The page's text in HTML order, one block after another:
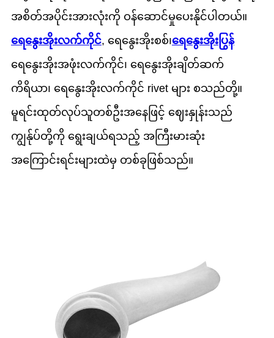
အစိတ်အပိုင်းအားလုံးကို ဝန်ဆောင်မှုပေးနိုင်ပါတယ်။
ရေနွေးအိုးလက်ကိုင်, ရေနွေးအိုးစစ်၊ရေနွေးအိုးပြွန်
ရေနွေးအိုးအဖုံးလက်ကိုင်၊ ရေနွေးအိုးချိတ်ဆက်
ကိရိယာ၊ ရေနွေးအိုးလက်ကိုင် rivet များ စသည်တို့။
မူရင်းထုတ်လုပ်သူတစ်ဦးအနေဖြင့် ဈေးနှုန်းသည်
ကျွန်ုပ်တို့ကို ရွေးချယ်ရသည့် အကြီးမားဆုံး
အကြောင်းရင်းများထဲမှ တစ်ခုဖြစ်သည်။